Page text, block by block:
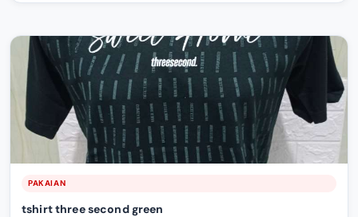
PAKAIAN
tshirt three second green